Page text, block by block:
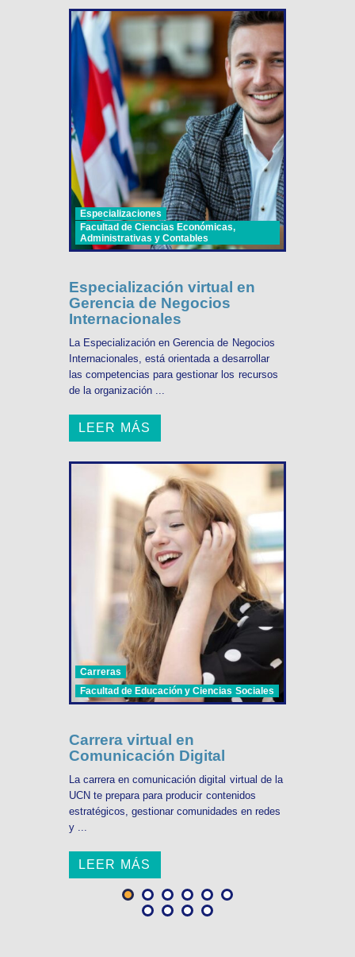
Especializaciones
Facultad de Ciencias Económicas,
Administrativas y Contables
Especialización virtual en
Gerencia de Negocios
Internacionales
La Especialización en Gerencia de Negocios
Internacionales, está orientada a desarrollar
las competencias para gestionar los recursos
de la organización ...
LEER MÁS
Carreras
Facultad de Educación y Ciencias Sociales
Carrera virtual en
Comunicación Digital
La carrera en comunicación digital virtual de la
UCN te prepara para producir contenidos
estratégicos, gestionar comunidades en redes
y ...
LEER MÁS